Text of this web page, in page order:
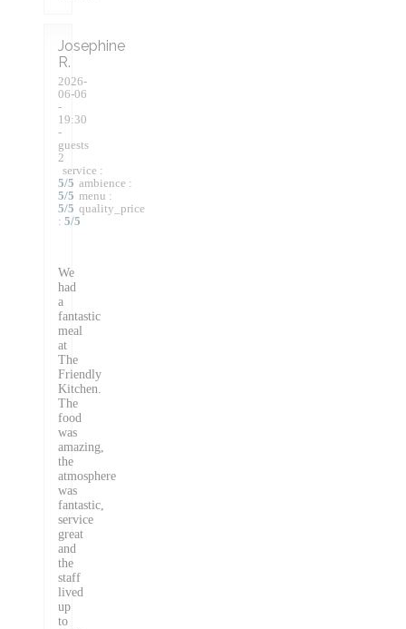
Josephine
R
2026-
06-06
-
19:30
-
guests
2
service :
5/5 ambience :
5/5 menu :
5/5 quality_price
: 5/5
We
had
a
fantastic
meal
at
The
Friendly
Kitchen.
The
food
was
amazing,
the
atmosphere
was
fantastic,
service
great
and
the
staff
lived
up
to